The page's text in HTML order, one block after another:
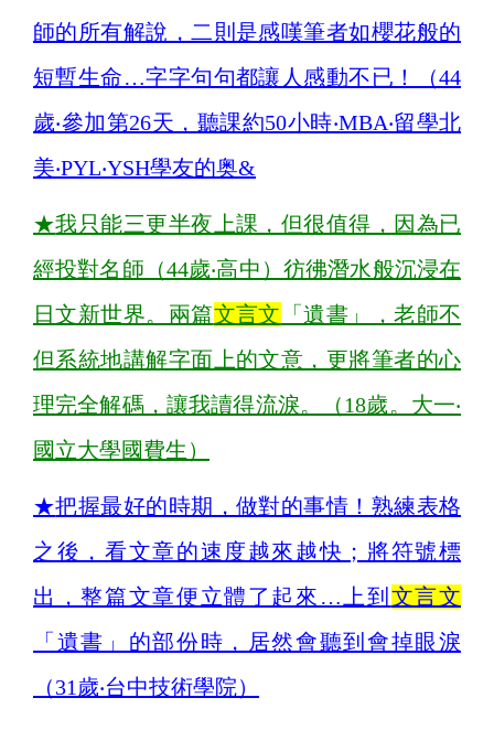
師的所有解說，二則是感嘆筆者如櫻花般的
短暫生命…字字句句都讓人感動不已！（44
歲‧參加第26天，聽課約50小時‧MBA‧留學北
美‧PYL‧YSH學友的奥&
★我只能三更半夜上課，但很值得，因為已
經投對名師（44歲‧高中）彷彿潛水般沉浸在
日文新世界。兩篇文言文 「遺書」，老師不
但系統地講解字面上的文意，更將筆者的心
理完全解碼，讓我讀得流淚。（18歲。大一‧
國立大學國費生）
★把握最好的時期，做對的事情！熟練表格
之後，看文章的速度越來越快；將符號標
出，整篇文章便立體了起來…上到 文言文
「遺書」的部份時，居然會聽到會掉眼淚
（31歲‧台中技術學院）